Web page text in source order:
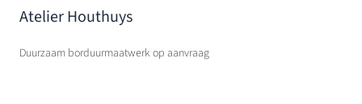
Atelier Houthuys
Duurzaam borduurmaatwerk op aanvraag